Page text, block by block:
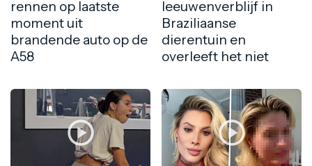
rennen op laatste
moment uit
brandende auto op de
A58
leeuwenverblijf in
Braziliaanse
dierentuin en
overleeft het niet